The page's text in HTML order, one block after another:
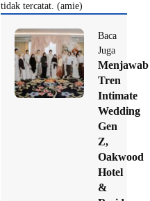
tidak tercatat. (amie)
Baca
Juga
Menjawab
Tren
Intimate
Wedding
Gen
Z,
Oakwood
Hotel
&